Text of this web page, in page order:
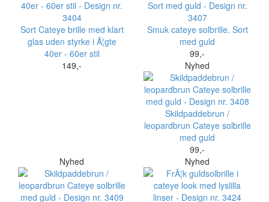
Sort Cateye brille med klart
glas uden styrke i Ã¦gte
40er - 60er stil
149,-
Smuk cateye solbrille. Sort
med guld
99,-
Nyhed
Skildpaddebrun /
leopardbrun Cateye solbrille
med guld
99,-
Nyhed
Nyhed